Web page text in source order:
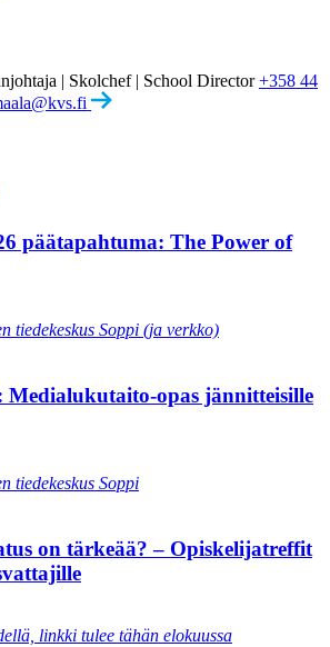
| Skolchef | School Director +358 44
päätapahtuma: The Power of
tiedekeskus Soppi (ja verkko)
Medialukutaito-opas jännitteisille
tiedekeskus Soppi
on tärkeää? – Opiskelijatreffit
linkki tulee tähän elokuussa